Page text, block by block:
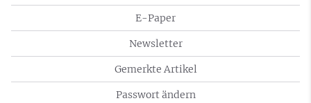
E-Paper
Newsletter
Gemerkte Artikel
Passwort ändern